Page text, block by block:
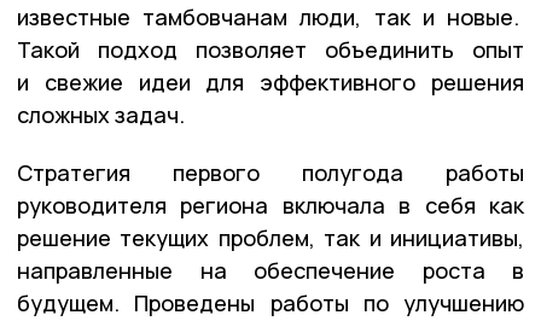
известные тамбовчанам люди, так и новые.
Такой подход позволяет объединить опыт
и свежие идеи для эффективного решения
сложных задач.
Стратегия первого полугода работы
руководителя региона включала в себя как
решение текущих проблем, так и инициативы,
направленные на обеспечение роста в
будущем. Проведены работы по улучшению